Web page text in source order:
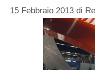
15 Febbraio 2013 di